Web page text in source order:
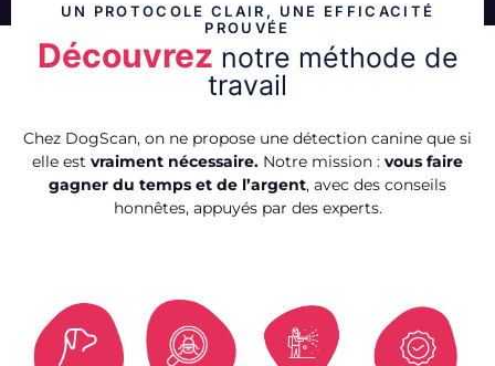
UN PROTOCOLE CLAIR, UNE EFFICACITÉ
PROUVÉE
Découvrez notre méthode de
travail
Chez DogScan, on ne propose une détection canine que si
elle est vraiment nécessaire. Notre mission : vous faire
gagner du temps et de l’argent, avec des conseils
honnêtes, appuyés par des experts.